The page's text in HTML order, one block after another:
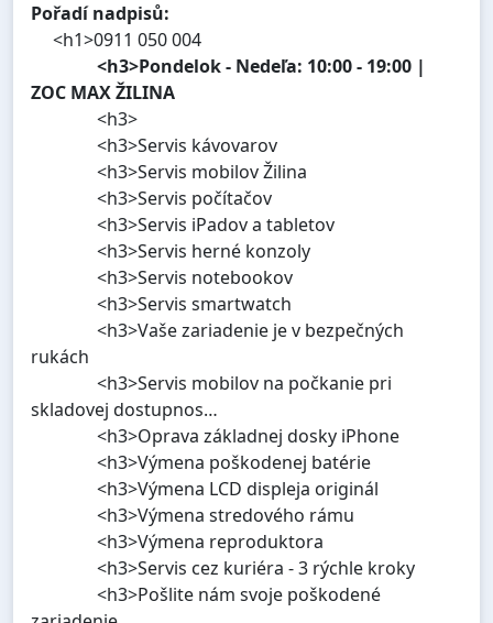
Pořadí nadpisů:
<h1>0911 050 004
<h3>Pondelok - Nedeľa: 10:00 - 19:00 |
ZOC MAX ŽILINA
<h3>
<h3>Servis kávovarov
<h3>Servis mobilov Žilina
<h3>Servis počítačov
<h3>Servis iPadov a tabletov
<h3>Servis herné konzoly
<h3>Servis notebookov
<h3>Servis smartwatch
<h3>Vaše zariadenie je v bezpečných
rukách
<h3>Servis mobilov na počkanie pri
skladovej dostupnos…
<h3>Oprava základnej dosky iPhone
<h3>Výmena poškodenej batérie
<h3>Výmena LCD displeja originál
<h3>Výmena stredového rámu
<h3>Výmena reproduktora
<h3>Servis cez kuriéra - 3 rýchle kroky
<h3>Pošlite nám svoje poškodené